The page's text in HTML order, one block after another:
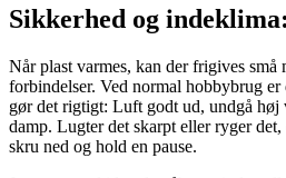
Sikkerhed og
Når plast varmes, kan der frigives små
forbindelser. Ved normal hobbybrug
gør det rigtigt: Luft godt ud, undgå høj
damp. Lugter det skarpt eller ryger
skru ned og hold en pause.